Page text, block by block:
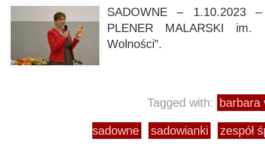
SADOWNE – 1.10.2023
PLENER MALARSKI im.
Wolności”.
Tagged with: barbara
sadowne sadowianki zespół